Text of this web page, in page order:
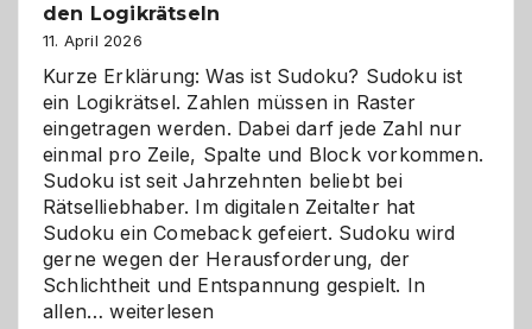
den Logikrätseln
11. April 2026
Kurze Erklärung: Was ist Sudoku? Sudoku ist
ein Logikrätsel. Zahlen müssen in Raster
eingetragen werden. Dabei darf jede Zahl nur
einmal pro Zeile, Spalte und Block vorkommen.
Sudoku ist seit Jahrzehnten beliebt bei
Rätselliebhaber. Im digitalen Zeitalter hat
Sudoku ein Comeback gefeiert. Sudoku wird
gerne wegen der Herausforderung, der
Schlichtheit und Entspannung gespielt. In
allen…Sudoku
weiterlesen